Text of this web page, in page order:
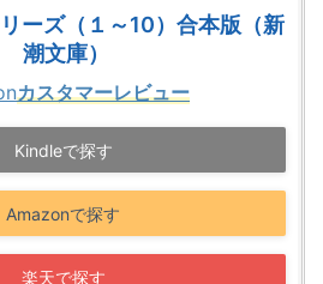
ーズ（１～10）合本版（新
潮文庫）
カスタマーレビュー
Kindleで探す
Amazonで探す
楽天で探す